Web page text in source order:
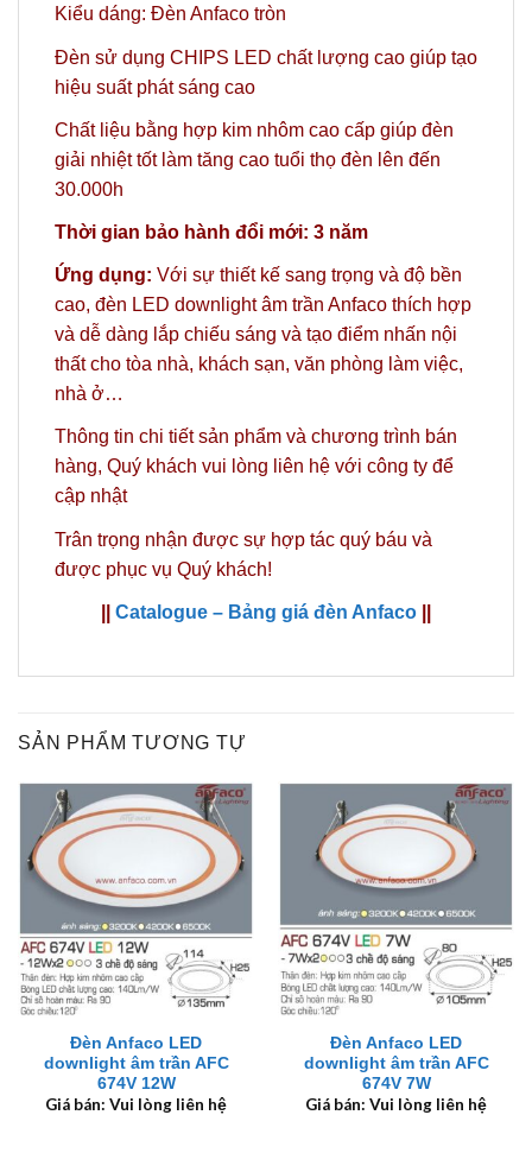
Kiểu dáng: Đèn Anfaco tròn
Đèn sử dụng CHIPS LED chất lượng cao giúp tạo
hiệu suất phát sáng cao
Chất liệu bằng hợp kim nhôm cao cấp giúp đèn
giải nhiệt tốt làm tăng cao tuổi thọ đèn lên đến
30.000h
Thời gian bảo hành đổi mới: 3 năm
Ứng dụng: Với sự thiết kế sang trọng và độ bền
cao, đèn LED downlight âm trần Anfaco thích hợp
và dễ dàng lắp chiếu sáng và tạo điểm nhấn nội
thất cho tòa nhà, khách sạn, văn phòng làm việc,
nhà ở…
Thông tin chi tiết sản phẩm và chương trình bán
hàng, Quý khách vui lòng liên hệ với công ty để
cập nhật
Trân trọng nhận được sự hợp tác quý báu và
được phục vụ Quý khách!
Catalogue – Bảng giá đèn Anfaco
SẢN PHẨM TƯƠNG TỰ
Đèn Anfaco LED
downlight âm trần AFC
674V 12W
Giá bán: Vui lòng liên hệ
Đèn Anfaco LED
downlight âm trần AFC
674V 7W
Giá bán: Vui lòng liên hệ